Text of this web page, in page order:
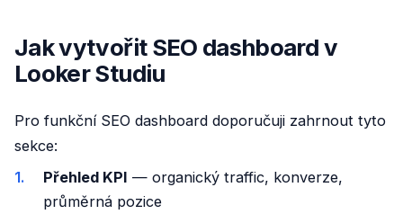
Jak vytvořit SEO dashboard v
Looker Studiu
Pro funkční SEO dashboard doporučuji zahrnout tyto
sekce:
Přehled KPI — organický traffic, konverze,
průměrná pozice